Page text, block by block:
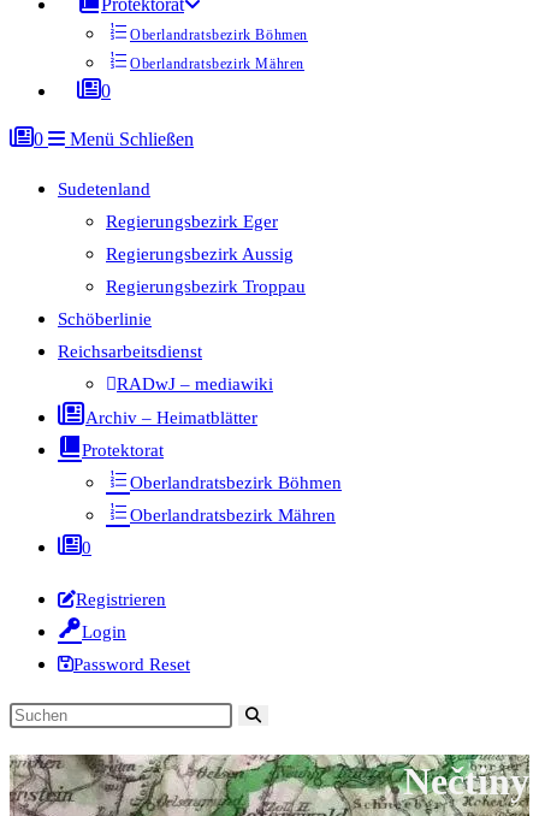
Protektorat
Oberlandratsbezirk Böhmen
Oberlandratsbezirk Mähren
0
0 Menü Schließen
Sudetenland
Regierungsbezirk Eger
Regierungsbezirk Aussig
Regierungsbezirk Troppau
Schöberlinie
Reichsarbeitsdienst
RADwJ – mediawiki
Archiv – Heimatblätter
Protektorat
Oberlandratsbezirk Böhmen
Oberlandratsbezirk Mähren
0
Registrieren
Login
Password Reset
Diese
durchsuchen
Nečtiny